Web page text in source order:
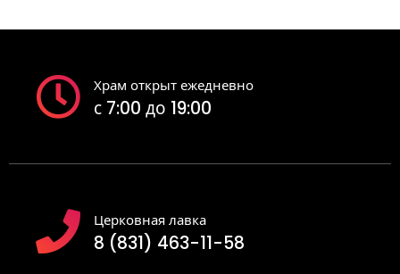
Храм открыт ежедневно
с 7:00 до 19:00
Церковная лавка
8 (831) 463-11-58